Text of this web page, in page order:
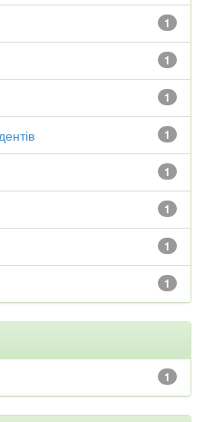
1
1
1
1
1
1
1
1
1